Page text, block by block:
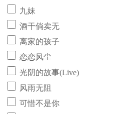
九妹
酒干倘卖无
离家的孩子
恋恋风尘
光阴的故事(Live)
风雨无阻
可惜不是你